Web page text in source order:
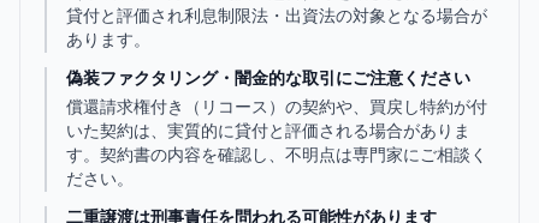
貸付と評価され利息制限法・出資法の対象となる場合が
あります。
偽装ファクタリング・闇金的な取引にご注意ください
償還請求権付き（リコース）の契約や、買戻し特約が付
いた契約は、実質的に貸付と評価される場合がありま
す。契約書の内容を確認し、不明点は専門家にご相談く
ださい。
二重譲渡は刑事責任を問われる可能性があります